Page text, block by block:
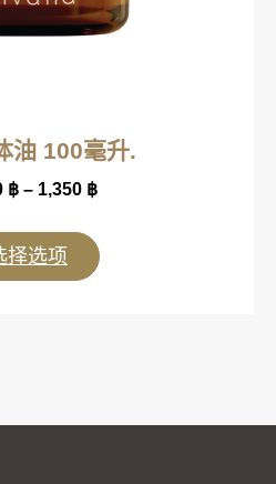
油 100毫升.
฿ – 1,350 ฿
择选项